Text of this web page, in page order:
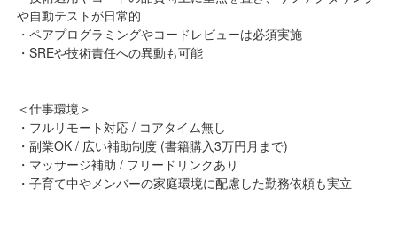
や自動テストが日常的
・ペアプログラミングやコードレビューは必須実施
・SREや技術責任への異動も可能
＜仕事環境＞
・フルリモート対応 / コアタイム無し
・副業OK / 広い補助制度 (書籍購入3万円月まで)
・マッサージ補助 / フリードリンクあり
・子育て中やメンバーの家庭環境に配慮した勤務依頼も実立